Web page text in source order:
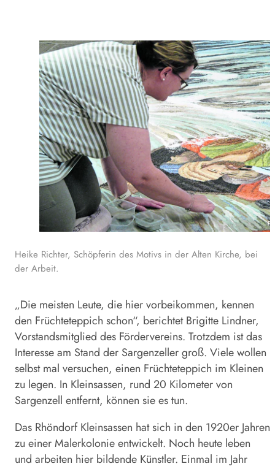
Heike Richter, Schöpferin des Motivs in der Alten Kirche, bei
der Arbeit.
„Die meisten Leute, die hier vorbeikommen, kennen
den Früchteteppich schon“, berichtet Brigitte Lindner,
Vorstandsmitglied des Fördervereins. Trotzdem ist das
Interesse am Stand der Sargenzeller groß. Viele wollen
selbst mal versuchen, einen Früchteteppich im Kleinen
zu legen. In Kleinsassen, rund 20 Kilometer von
Sargenzell entfernt, können sie es tun.
Das Rhöndorf Kleinsassen hat sich in den 1920er Jahren
zu einer Malerkolonie entwickelt. Noch heute leben
und arbeiten hier bildende Künstler. Einmal im Jahr